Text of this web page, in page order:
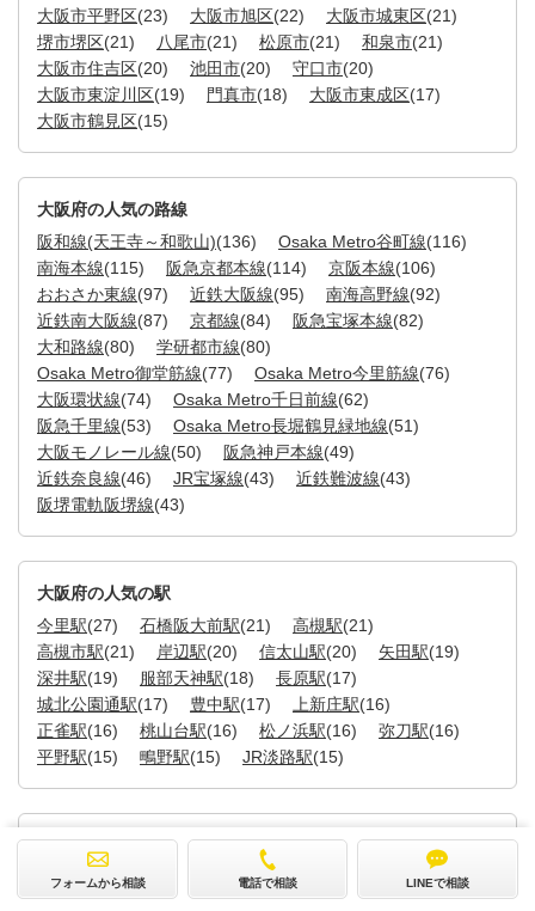
大阪市平野区(23) 大阪市旭区(22) 大阪市城東区(21)
堺市堺区(21) 八尾市(21) 松原市(21) 和泉市(21)
大阪市住吉区(20) 池田市(20) 守口市(20)
大阪市東淀川区(19) 門真市(18) 大阪市東成区(17)
大阪市鶴見区(15)
大阪府の人気の路線
阪和線(天王寺～和歌山)(136) Osaka Metro谷町線(116)
南海本線(115) 阪急京都本線(114) 京阪本線(106)
おおさか東線(97) 近鉄大阪線(95) 南海高野線(92)
近鉄南大阪線(87) 京都線(84) 阪急宝塚本線(82)
大和路線(80) 学研都市線(80)
Osaka Metro御堂筋線(77) Osaka Metro今里筋線(76)
大阪環状線(74) Osaka Metro千日前線(62)
阪急千里線(53) Osaka Metro長堀鶴見緑地線(51)
大阪モノレール線(50) 阪急神戸本線(49)
近鉄奈良線(46) JR宝塚線(43) 近鉄難波線(43)
阪堺電軌阪堺線(43)
大阪府の人気の駅
今里駅(27) 石橋阪大前駅(21) 高槻駅(21)
高槻市駅(21) 岸辺駅(20) 信太山駅(20) 矢田駅(19)
深井駅(19) 服部天神駅(18) 長原駅(17)
城北公園通駅(17) 豊中駅(17) 上新庄駅(16)
正雀駅(16) 桃山台駅(16) 松ノ浜駅(16) 弥刀駅(16)
平野駅(15) 鴫野駅(15) JR淡路駅(15)
大阪府の求人情報をこだわり条件で絞り込む
経験者歓迎 (912) ブランク可能(893) 年齢不問(848)
研修制度あり(794) 制服貸与(727) 未経験可能(700)
フォームから相談 電話で相談 LINEで相談